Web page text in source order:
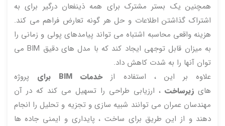
همچنین یک بستر مشترک برای همه ذینفعان درگیر برای به
اشتراک گذاشتن اطلاعات و حل هر گونه تعارض فراهم می کند.
هزینه واقعی محاسبه اشتباه می تواند پیامدهای پولی و زمانی را
به میزان قابل توجهی ایجاد کند که با مدل های دقیق BIM می
توان آنها را به شدت کاهش داد.
علاوه بر این ، استفاده ازخدمات BIM برای
پروژه
های زیرساخت، ارزیابی طراحی را تسهیل می کند که در آن
مهندسان عمران می توانند شبیه سازی و تجزیه و تحلیل را انجام
دهند و از این طریق برای ساخت ، پایداری و ایمنی جاده ها